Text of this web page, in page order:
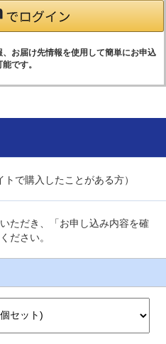
お届け先情報を使用して簡単にお申込
です。
で購入したことがある方）
ただき、「お申し込み内容を確
ださい。